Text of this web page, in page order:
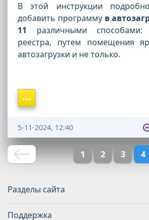
В этой инструкции
добавить программув
11 различными способами:
реестра, путем помещения
автозагрузки и не только.
5-11-2024, 12:40
1 2 3 4
Разделы сайта
Поддержка